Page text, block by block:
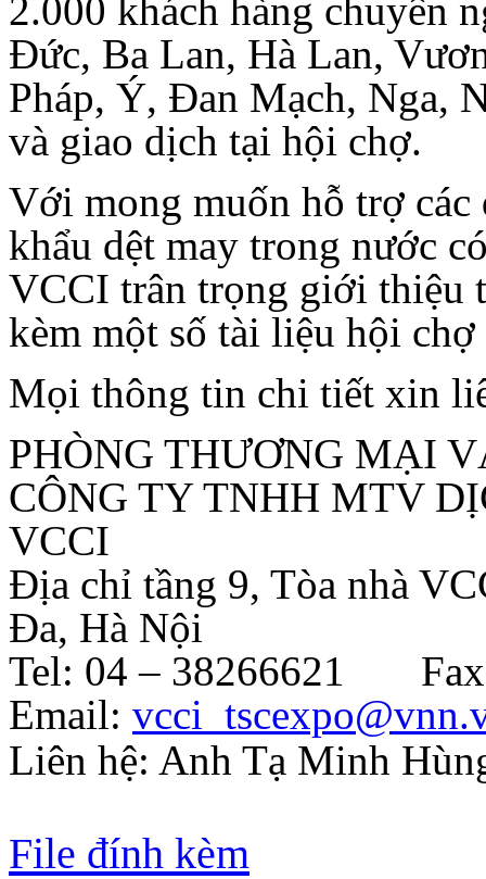
2.000 khách hàng chuyên
Đức, Ba Lan, Hà Lan,
Pháp, Ý, Đan Mạch, Nga,
và giao dịch tại hội chợ.
Với mong muốn hỗ trợ các
khẩu dệt may trong nước
VCCI trân trọng giới thiệu
kèm một số tài liệu hội
Mọi thông tin chi tiết xin
PHÒNG THƯƠNG MẠI
CÔNG TY TNHH MTV
VCCI
Địa chỉ tầng 9, Tòa nhà
Đa, Hà Nội
Tel: 04 – 38266621
Email:
Liên hệ: Anh Tạ Minh
File đính kèm